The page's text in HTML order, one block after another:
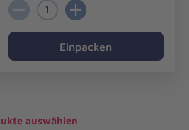
1
Einpacken
auswählen